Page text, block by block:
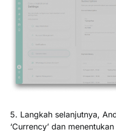
5. Langkah selanjutnya,
‘Currency’ dan